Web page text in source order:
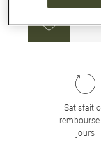
Satisfait
jours